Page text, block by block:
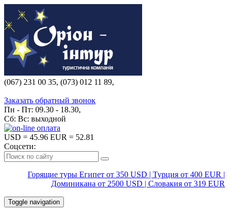
(067) 231 00 35, (073) 012 11 89,
Заказать обратный звонок
Пн - Пт: 09.30 - 18.30,
Сб: Вс: выходной
USD = 45.96 EUR = 52.81
Соцсети:
Горящие туры Египет от 350 USD | Турция от 400 EUR |
Доминикана от 2500 USD | Словакия от 319 EUR
Toggle navigation